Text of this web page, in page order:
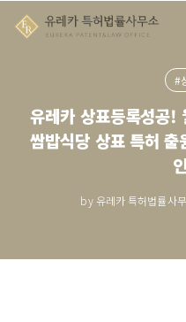
#
유레카 상표등록성공!
쌈밥식당 상표 특허
by 유레카 특허법률사